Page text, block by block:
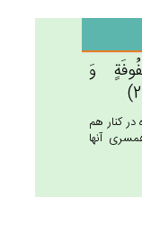
وَ
كنار هم
آنها